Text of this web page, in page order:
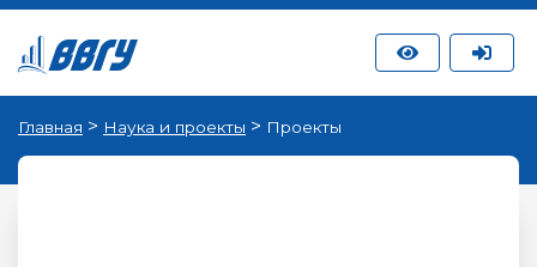
Главная > Наука и проекты > Проекты